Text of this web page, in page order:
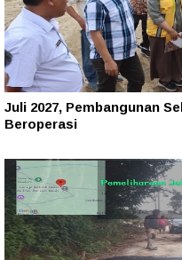
Juli 2027, Pembangunan
Beroperasi